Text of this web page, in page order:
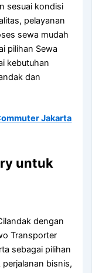
sesuai kondisi
pelayanan
sewa mudah
pilihan Sewa
kebutuhan
dan
Jakarta
untuk
dengan
Transporter
sebagai pilihan
bisnis,